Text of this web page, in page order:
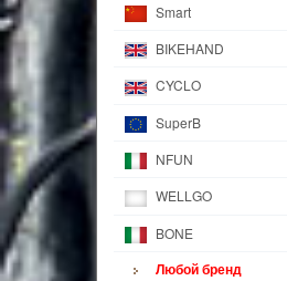
Smart
BIKEHAND
CYCLO
SuperB
NFUN
WELLGO
BONE
Любой бренд